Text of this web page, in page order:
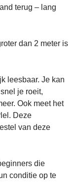
terug – lang
dan 2 meter is
leesbaar. Je kan
je roeit,
Ook meet het
Deze
van deze
die
conditie op te